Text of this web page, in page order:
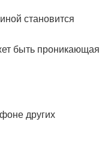
становится
быть проникающая
других